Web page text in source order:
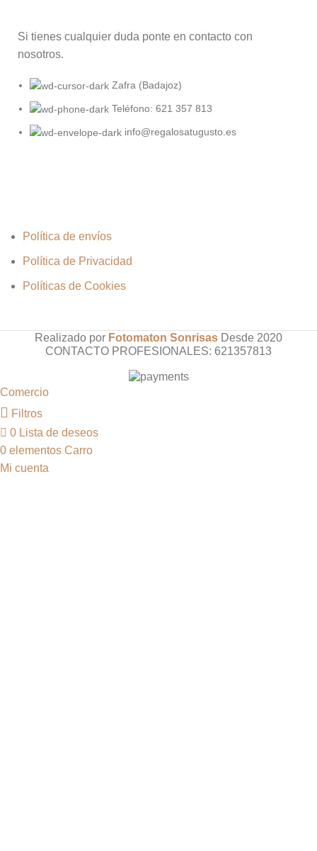
Si tienes cualquier duda ponte en contacto con
nosotros.
Zafra (Badajoz)
Teléfono: 621 357 813
info@regalosatugusto.es
Política de envíos
Política de Privacidad
Políticas de Cookies
Realizado por Fotomaton Sonrisas Desde 2020
CONTACTO PROFESIONALES: 621357813
Comercio
Filtros
0 Lista de deseos
0 elementos Carro
Mi cuenta